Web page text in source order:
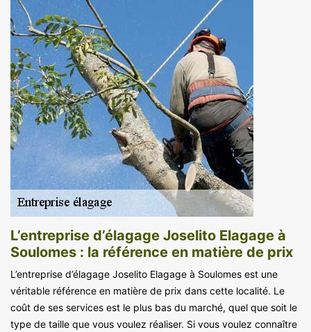
L’entreprise d’élagage Joselito Elagage à
Soulomes : la référence en matière de prix
L’entreprise d’élagage Joselito Elagage à Soulomes est une
véritable référence en matière de prix dans cette localité. Le
coût de ses services est le plus bas du marché, quel que soit le
type de taille que vous voulez réaliser. Si vous voulez connaître